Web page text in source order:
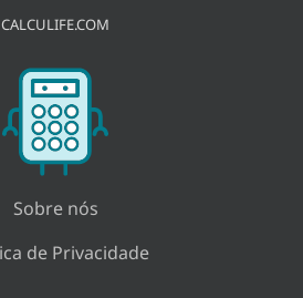
CALCULIFE.COM
Sobre nós
de Privacidade